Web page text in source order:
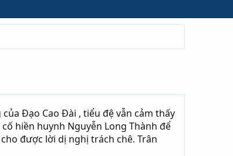
của Đạo Cao Đài , tiểu đệ vẫn cảm thấy
hiền huynh Nguyễn Long Thành để
được lời dị nghị trách chê. Trân